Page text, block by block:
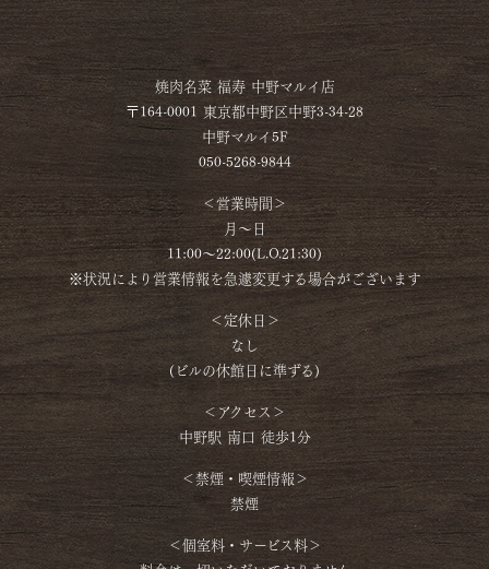
焼肉名菜 福寿 中野マルイ店
〒164-0001 東京都中野区中野3-34-28
中野マルイ5F
050-5268-9844
＜営業時間＞
月～日
11:00〜22:00(L.O.21:30)
※状況により営業情報を急遽変更する場合がございます
＜定休日＞
なし
(ビルの休館日に準ずる)
＜アクセス＞
中野駅 南口 徒歩1分
＜禁煙・喫煙情報＞
禁煙
＜個室料・サービス料＞